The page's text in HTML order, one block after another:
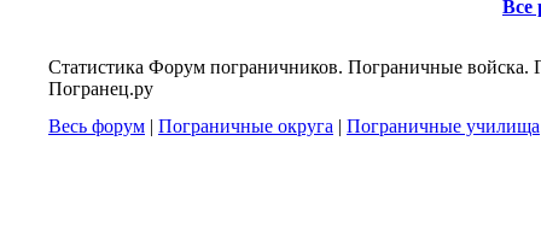
Все
Статистика Форум пограничников. Пограничные войска.
Погранец.ру
Весь форум | Пограничные округа | Пограничные училища